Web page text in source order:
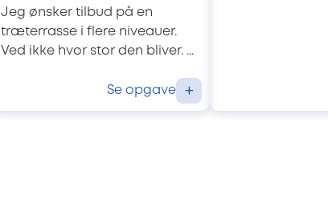
Jeg ønsker tilbud på en
træterrasse i flere niveauer.
Ved ikke hvor stor den bliver. ...
Se opgave +